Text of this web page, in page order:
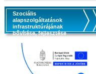
Szociális
alapszolgáltatások
infrastruktúrájának
bővítése, fejlesztése